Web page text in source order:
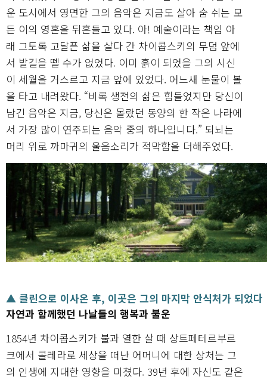
운 도시에서 영면한 그의 음악은 지금도 살아 숨 쉬는 모
든 이의 영혼을 뒤흔들고 있다. 아! 예술이라는 책임 아
래 그토록 고달픈 삶을 살다 간 차이콥스키의 무덤 앞에
서 발길을 뗄 수가 없었다. 이미 흙이 되었을 그의 시신
이 세월을 거스르고 지금 앞에 있었다. 어느새 눈물이 볼
을 타고 내려왔다. “비록 생전의 삶은 힘들었지만 당신이
남긴 음악은 지금, 당신은 몰랐던 동양의 한 작은 나라에
서 가장 많이 연주되는 음악 중의 하나입니다.” 되뇌는
머리 위로 까마귀의 울음소리가 적막함을 더해주었다.
▲ 클린으로 이사온 후, 이곳은 그의 마지막 안식처가 되었다
자연과 함께했던 나날들의 행복과 불운
1854년 차이콥스키가 불과 열한 살 때 상트페테르부르
크에서 콜레라로 세상을 떠난 어머니에 대한 상처는 그
의 인생에 지대한 영향을 미쳤다. 39년 후에 자신도 같은